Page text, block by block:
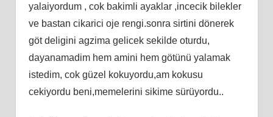
yalaiyordum , cok bakimli ayaklar ,incecik bilekler
ve bastan cikarici oje rengi.sonra sirtini dönerek
göt deligini agzima gelicek sekilde oturdu,
dayanamadim hem amini hem götünü yalamak
istedim, cok güzel kokuyordu,am kokusu
cekiyordu beni,memelerini sikime sürüyordu..